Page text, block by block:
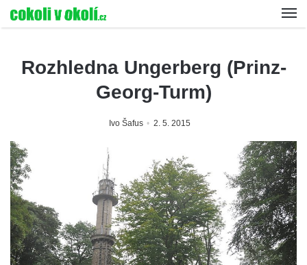
Rozhledna Ungerberg (Prinz-
Georg-Turm)
Ivo Šafus 2. 5. 2015